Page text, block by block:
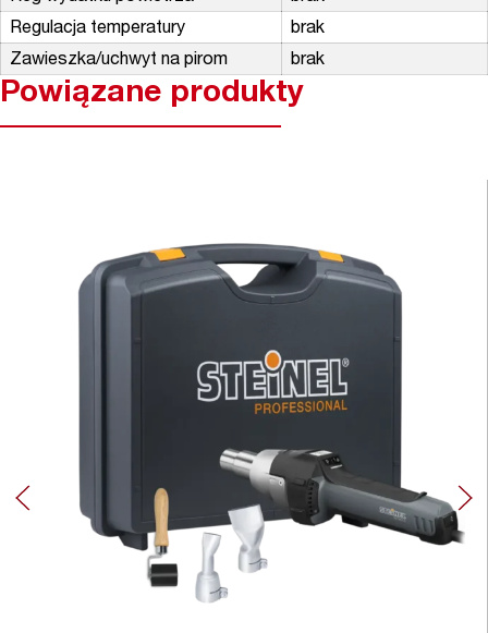
Regulacja temperatury
brak
Zawieszka/uchwyt na pirom
brak
Powiązane produkty